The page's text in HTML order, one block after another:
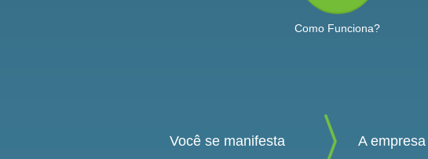
Como Funciona?
Você se manifesta A